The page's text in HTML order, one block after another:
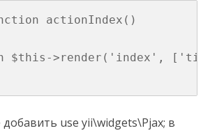
actionIndex()
$this->render('index',
добавить use yii\widgets\Pjax; в